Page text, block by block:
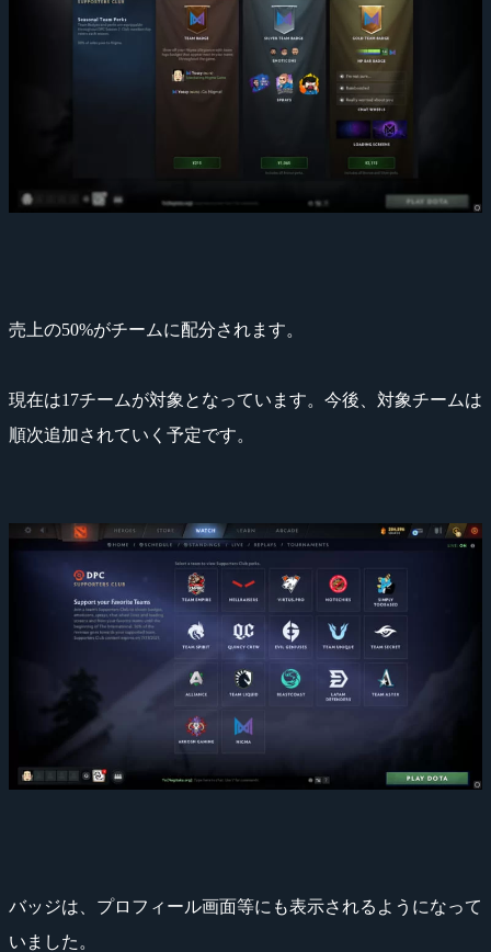
売上の50%がチームに配分されます。
現在は17チームが対象となっています。今後、対象チームは
順次追加されていく予定です。
バッジは、プロフィール画面等にも表示されるようになって
いました。